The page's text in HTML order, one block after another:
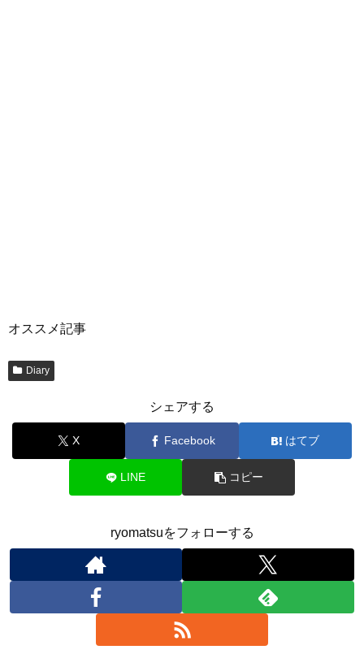
オススメ記事
Diary
シェアする
X Facebook はてブ
LINE コピー
ryomatsuをフォローする